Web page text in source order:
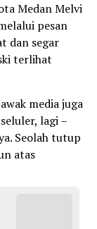
Medan Melvi
pesan
dan segar
terlihat
media juga
lagi –
Seolah tutup
atas